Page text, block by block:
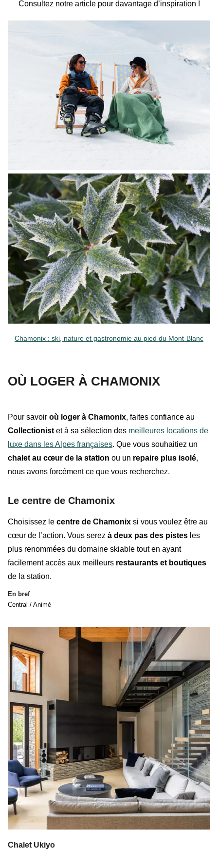
Consultez notre article pour davantage d’inspiration !
Chamonix : ski, nature et gastronomie au pied du Mont-Blanc
OÙ LOGER À CHAMONIX
Pour savoir où loger à Chamonix, faites confiance au
Collectionistet à sa sélection des meilleures locations de
luxe dans les Alpes françaises. Que vous souhaitiez un
chalet au cœur de la station ou un repaire plus isolé,
nous avons forcément ce que vous recherchez.
Le centre de Chamonix
Choisissez le centre de Chamonix si vous voulez être au
cœur de l’action. Vous serez à deux pas des pistes les
plus renommées du domaine skiable tout en ayant
facilement accès aux meilleurs restaurants et boutiques
de la station.
En bref
Central / Animé
Chalet Ukiyo